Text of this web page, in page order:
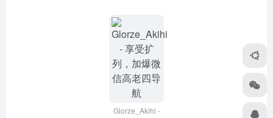
Glorze_Akihi -